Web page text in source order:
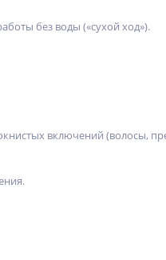
без воды («сухой ход»).
включений (волосы,